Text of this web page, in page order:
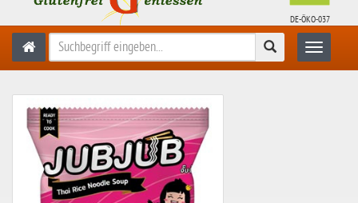
DE-ÖKO-037
Suchen Toggle